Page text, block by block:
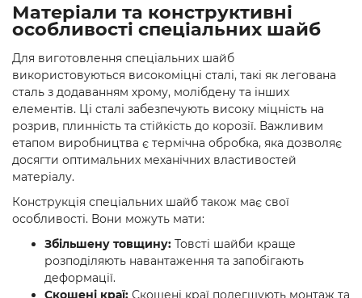
Матеріали та конструктивні
особливості спеціальних шайб
Для виготовлення спеціальних шайб
використовуються високоміцні сталі, такі як легована
сталь з додаванням хрому, молібдену та інших
елементів. Ці сталі забезпечують високу міцність на
розрив, плинність та стійкість до корозії. Важливим
етапом виробництва є термічна обробка, яка дозволяє
досягти оптимальних механічних властивостей
матеріалу.
Конструкція спеціальних шайб також має свої
особливості. Вони можуть мати:
Збільшену товщину: Товсті шайби краще
розподіляють навантаження та запобігають
деформації.
Скошені краї: Скошені краї полегшують монтаж та